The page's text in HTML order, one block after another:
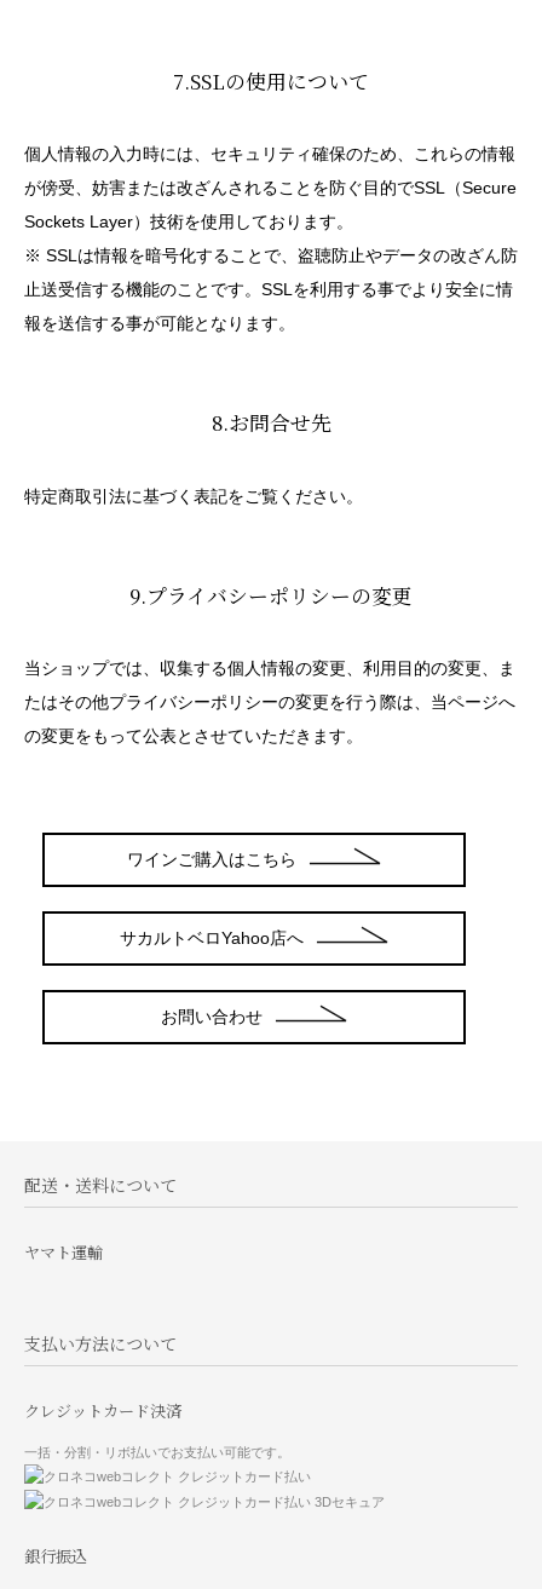
7.SSLの使用について
個人情報の入力時には、セキュリティ確保のため、これらの情報
が傍受、妨害または改ざんされることを防ぐ目的でSSL（Secure
Sockets Layer）技術を使用しております。
※ SSLは情報を暗号化することで、盗聴防止やデータの改ざん防
止送受信する機能のことです。SSLを利用する事でより安全に情
報を送信する事が可能となります。
8.お問合せ先
特定商取引法に基づく表記をご覧ください。
9.プライバシーポリシーの変更
当ショップでは、収集する個人情報の変更、利用目的の変更、ま
たはその他プライバシーポリシーの変更を行う際は、当ページへ
の変更をもって公表とさせていただきます。
ワインご購入はこちら
サカルトベロYahoo店へ
お問い合わせ
配送・送料について
ヤマト運輸
支払い方法について
クレジットカード決済
一括・分割・リボ払いでお支払い可能です。
銀行振込